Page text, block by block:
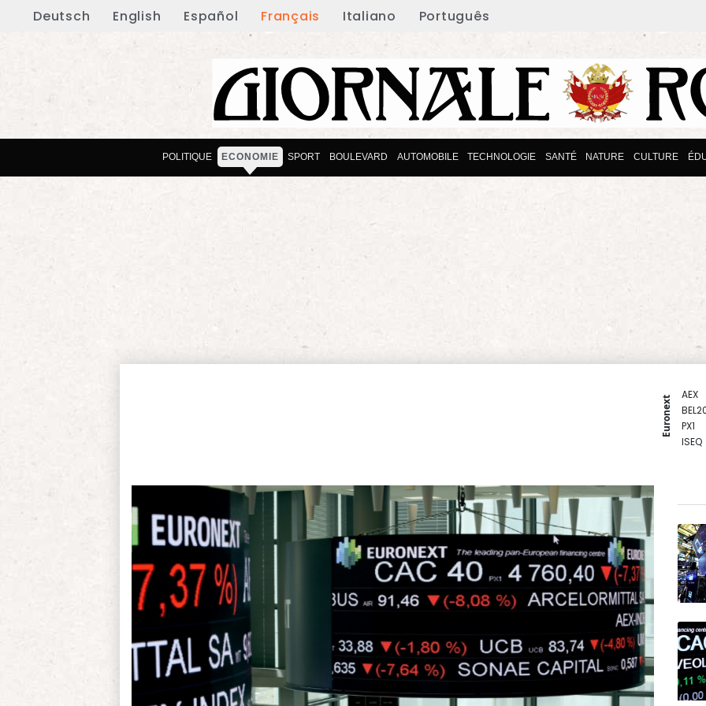
Deutsch English Español Français Italiano Português
POLITIQUE ECONOMIE SPORT BOULEVARD AUTOMOBILE TECHNOLOGIE SANTÉ NATURE CULTURE
Euronext
AEX
PX1
ISEQ